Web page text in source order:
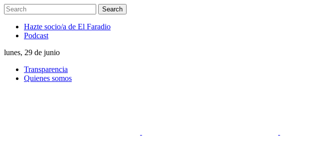
Hazte socio/a de El Faradio
Podcast
lunes, 29 de junio
Transparencia
Quienes somos